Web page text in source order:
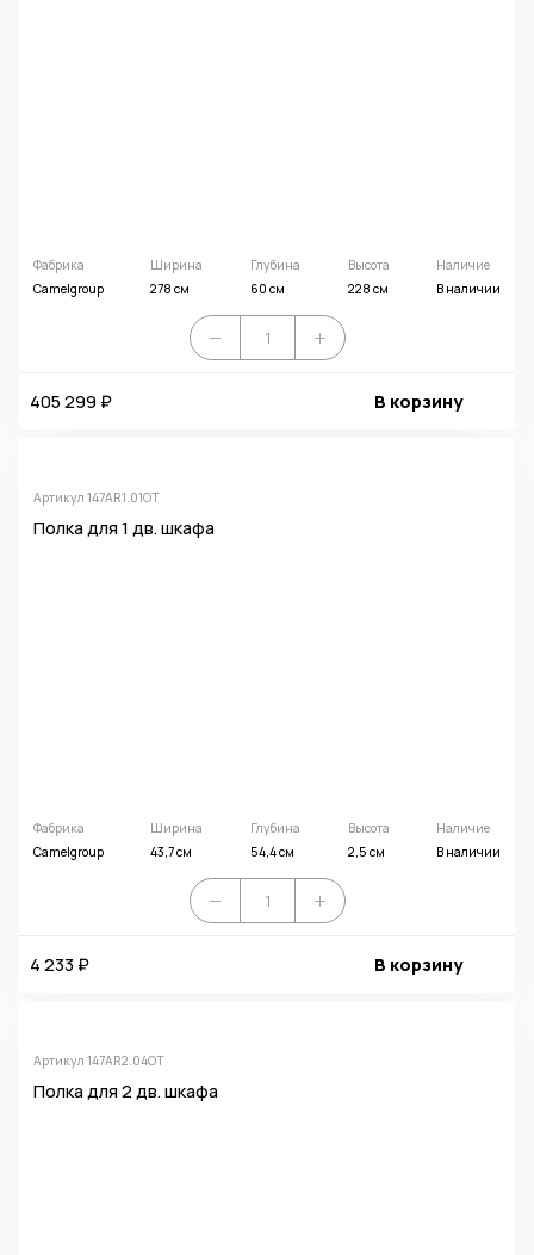
Фабрика
Camelgroup
Ширина
278 см
Глубина
60 см
Высота
228 см
Наличие
В наличии
405 299 ₽ В корзину
Артикул 147AR1.01OT
Полка для 1 дв. шкафа
Фабрика
Camelgroup
Ширина
43,7 см
Глубина
54,4 см
Высота
2,5 см
Наличие
В наличии
4 233 ₽ В корзину
Артикул 147AR2.04OT
Полка для 2 дв. шкафа